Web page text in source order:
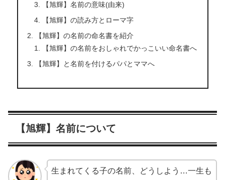
【旭輝】名前の意味(由来)
【旭輝】の読み方とローマ字
【旭輝】の名前の命名書を紹介
【旭輝】の名前をおしゃれでかっこいい命名書へ
【旭輝】と名前を付けるパパとママへ
【旭輝】名前について
生まれてくる子の名前、どうしよう…一生も